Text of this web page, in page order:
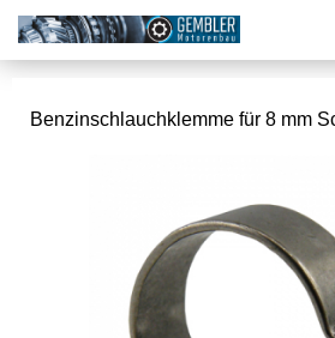
Benzinschlauchklemme für 8 mm